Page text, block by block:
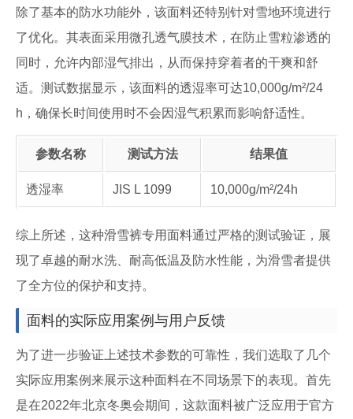
除了基本的防水功能外，该面料还特别针对雪地环境进行
了优化。其表面采用微孔透气膜技术，在防止雪粒渗透的
同时，允许内部湿气排出，从而保持穿着者的干爽和舒
适。测试数据显示，该面料的透湿率可达10,000g/m²/24
h，确保长时间使用时不会因湿气积累而影响舒适性。
参数名称 测试方法 结果值
透湿率 JIS L 1099 10,000g/m²/24h
综上所述，这种滑雪裤专用面料通过严格的测试验证，展
现了卓越的耐水洗、耐高低温及防水性能，为滑雪者提供
了全方位的保护和支持。
面料的实际应用案例与用户反馈
为了进一步验证上述技术参数的可靠性，我们选取了几个
实际应用案例来展示这种面料在不同场景下的表现。首先
是在2022年北京冬奥会期间，这款面料被广泛应用于官方